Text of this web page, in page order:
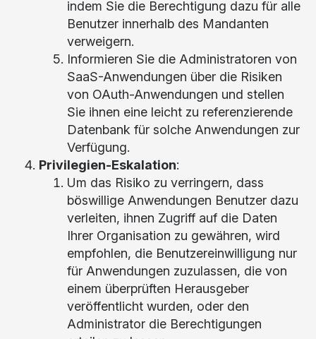
indem Sie die Berechtigung dazu für alle
Benutzer innerhalb des Mandanten
verweigern.
Informieren Sie die Administratoren von
SaaS-Anwendungen über die Risiken
von OAuth-Anwendungen und stellen
Sie ihnen eine leicht zu referenzierende
Datenbank für solche Anwendungen zur
Verfügung.
Privilegien-Eskalation:
Um das Risiko zu verringern, dass
böswillige Anwendungen Benutzer dazu
verleiten, ihnen Zugriff auf die Daten
Ihrer Organisation zu gewähren, wird
empfohlen, die Benutzereinwilligung nur
für Anwendungen zuzulassen, die von
einem überprüften Herausgeber
veröffentlicht wurden, oder den
Administrator die Berechtigungen